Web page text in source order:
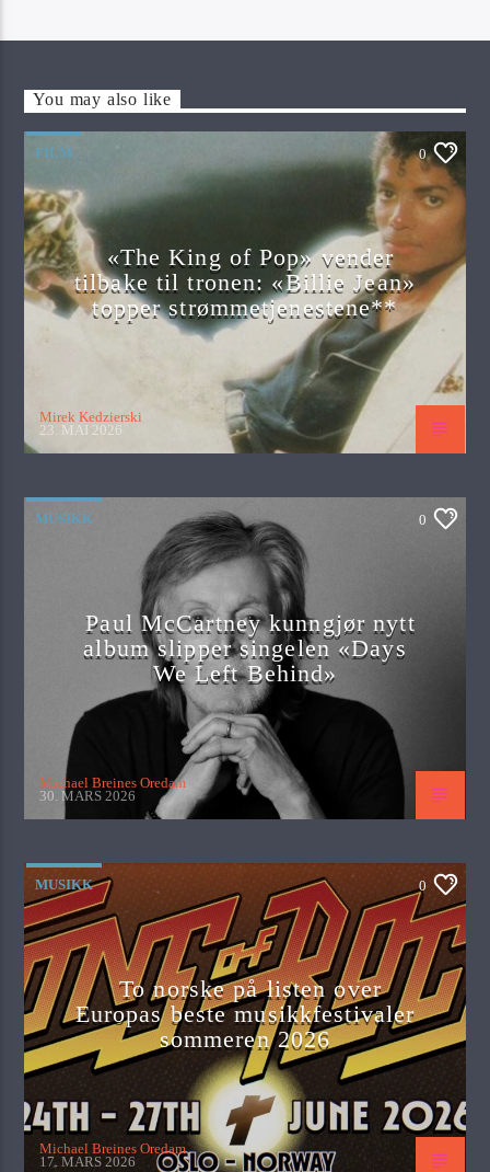
You may also like
FILM 0
«The King of Pop» vender
tilbake til tronen: «Billie Jean»
topper strømmetjenestene**
Mirek Kedzierski
23. MAI 2026
MUSIKK 0
Paul McCartney kunngjør nytt
album slipper singelen «Days
We Left Behind»
Michael Breines Oredam
30. MARS 2026
MUSIKK 0
To norske på listen over
Europas beste musikkfestivaler
sommeren 2026
Michael Breines Oredam
17. MARS 2026